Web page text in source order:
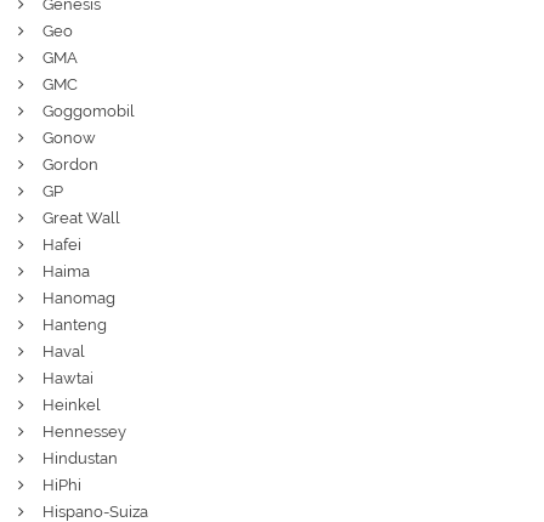
Genesis
Geo
GMA
GMC
Goggomobil
Gonow
Gordon
GP
Great Wall
Hafei
Haima
Hanomag
Hanteng
Haval
Hawtai
Heinkel
Hennessey
Hindustan
HiPhi
Hispano-Suiza